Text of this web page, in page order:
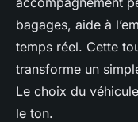
bagages, aide à
temps réel. Cette
transforme un
Le choix du
le ton.